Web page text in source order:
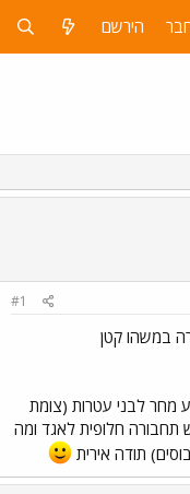
הירשם
#1
מחר לבני עטרות (צומת
תחבורה חלופית לאגד ומה
תודה אירית